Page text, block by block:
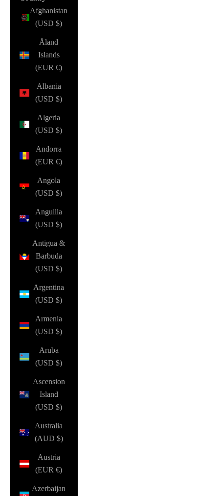
Afghanistan
(USD $)
Åland
Islands
(EUR €)
Albania
(USD $)
Algeria
(USD $)
Andorra
(EUR €)
Angola
(USD $)
Anguilla
(USD $)
Antigua &
Barbuda
(USD $)
Argentina
(USD $)
Armenia
(USD $)
Aruba
(USD $)
Ascension
Island
(USD $)
Australia
(AUD $)
Austria
(EUR €)
Azerbaijan